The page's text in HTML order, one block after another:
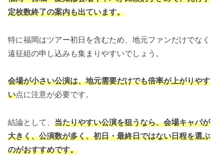
定枚数終了の案内も出ています。
特に福岡はツアー初日を含むため、地元ファンだけでなく
遠征組の申し込みも集まりやすいでしょう。
会場が小さい公演は、地元需要だけでも倍率が上がりやす
い点に注意が必要です。
結論として、 当たりやすい公演を狙うなら、会場キャパが
大きく、公演数が多く、初日・最終日ではない日程を選ぶ
のがおすすめです。